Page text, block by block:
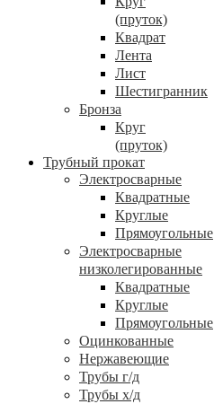
(пруток)
Квадрат
Лента
Лист
Шестигранник
Бронза
Круг
(пруток)
Трубный прокат
Электросварные
Квадратные
Круглые
Прямоугольные
Электросварные
низколегированные
Квадратные
Круглые
Прямоугольные
Оцинкованные
Нержавеющие
Трубы г/д
Трубы х/д